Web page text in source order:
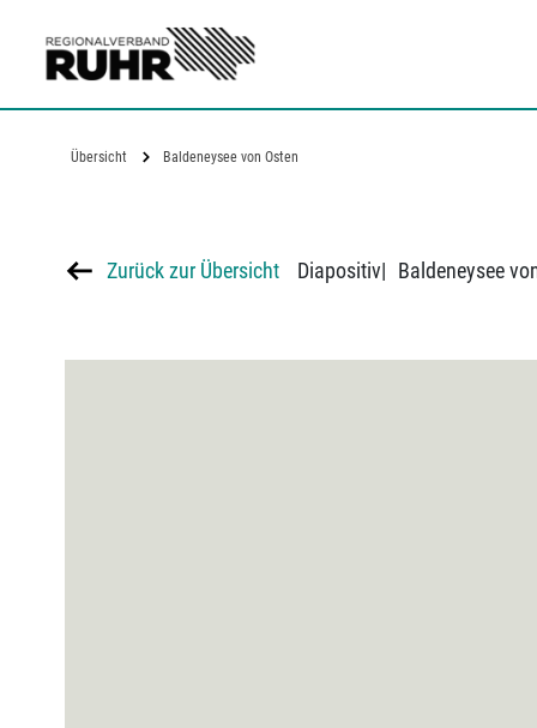
Übersicht Baldeneysee von Osten
Zurück zur Übersicht Diapositiv| Baldeneysee